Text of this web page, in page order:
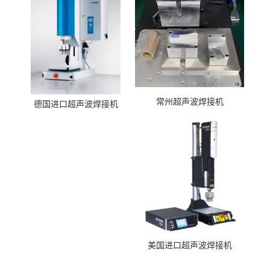
德国进口超声波焊接机 常州超声波焊接机
美国进口超声波焊接机